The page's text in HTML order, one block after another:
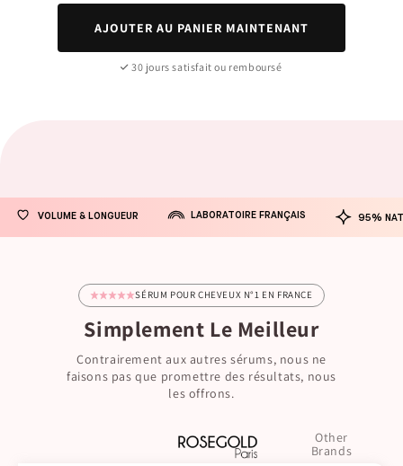
AJOUTER AU PANIER MAINTENANT
30 jours satisfait ou remboursé
VOLUME & LONGUEUR LABORATOIRE FRANÇAIS 95%
SÉRUM POUR CHEVEUX N°1 EN FRANCE
Simplement Le Meilleur
Contrairement aux autres sérums, nous ne
faisons pas que promettre des résultats, nous
les offrons.
Other
Brands